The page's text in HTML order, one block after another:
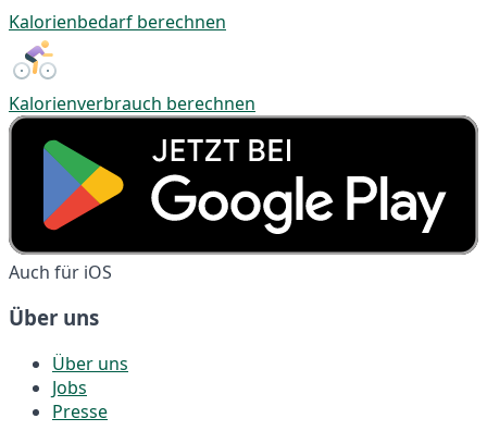
Kalorienbedarf berechnen
Kalorienverbrauch berechnen
Auch für iOS
Über uns
Über uns
Jobs
Presse